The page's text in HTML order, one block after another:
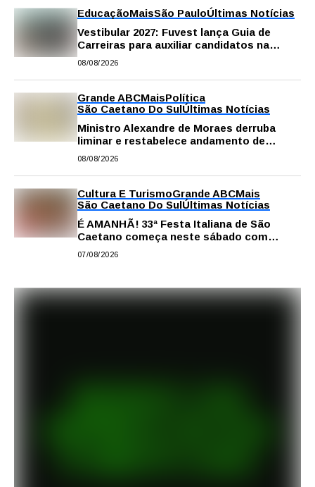
EducaçãoMaisSão PauloÚltimas Notícias
Vestibular 2027: Fuvest lança Guia de
Carreiras para auxiliar candidatos na
escolha da profissão
08/08/2026
Grande ABCMaisPolítica
São Caetano Do SulÚltimas Notícias
Ministro Alexandre de Moraes derruba
liminar e restabelece andamento de
comissão processante contra vereador
08/08/2026
Cultura E TurismoGrande ABCMais
São Caetano Do SulÚltimas Notícias
É AMANHÃ! 33ª Festa Italiana de São
Caetano começa neste sábado com
gastronomia, música e solidariedade
07/08/2026